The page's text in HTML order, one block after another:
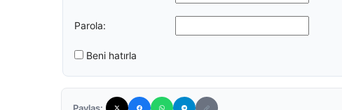
Parola:
Beni hatırla